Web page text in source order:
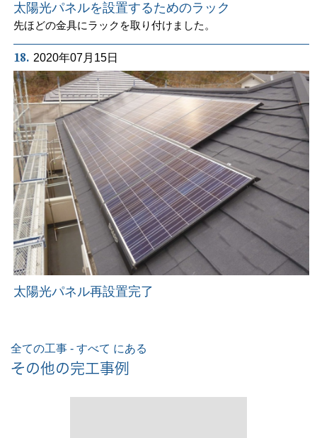
太陽光パネルを設置するためのラック
先ほどの金具にラックを取り付けました。
18. 2020年07月15日
太陽光パネル再設置完了
全ての工事 - すべて にある
その他の完工事例